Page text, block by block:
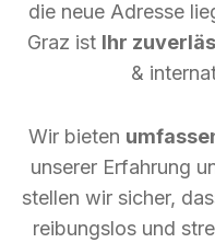
die neue Adresse
Graz ist Ihr
&
Wir bieten
unserer Erfahrung
stellen wir sicher,
reibungslos und